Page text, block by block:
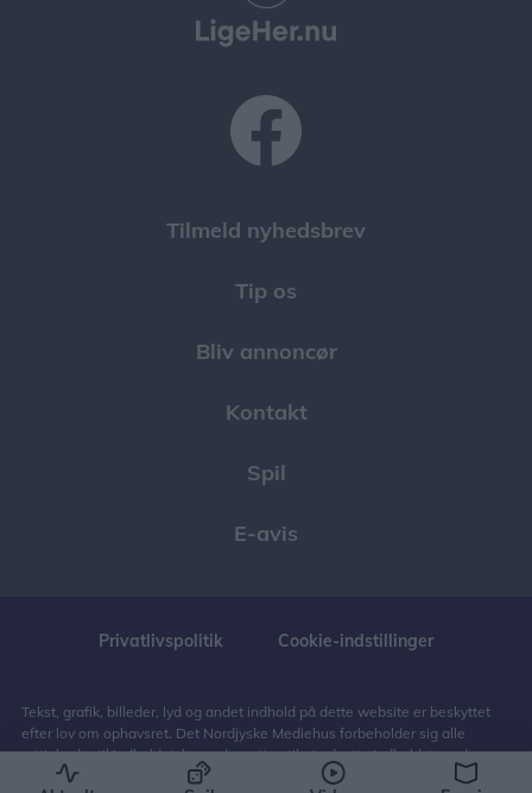
Tilmeld nyhedsbrev
Tip os
Bliv annoncør
Kontakt
Spil
E-avis
Privatlivspolitik Cookie-indstillinger
Tekst, grafik, billeder, lyd og andet indhold på dette website er beskyttet
efter lov om ophavsret. Det Nordjyske Mediehus forbeholder sig alle
rettigheder til indholdet, herunder retten til at udnytte indholdet med
henblik på tekst- og datamining, jf. ophavsretslovens § 11 b og DSM-